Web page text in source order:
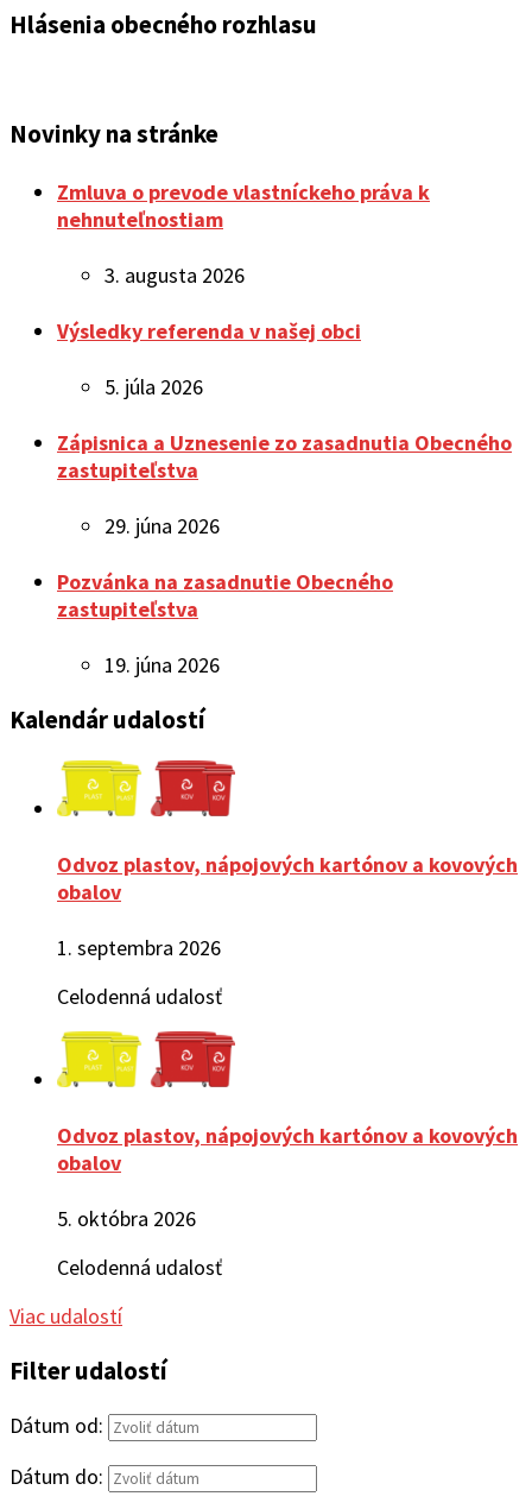
Hlásenia obecného rozhlasu
Novinky na stránke
Zmluva o prevode vlastníckeho práva k
nehnuteľnostiam
3. augusta 2026
Výsledky referenda v našej obci
5. júla 2026
Zápisnica a Uznesenie zo zasadnutia Obecného
zastupiteľstva
29. júna 2026
Pozvánka na zasadnutie Obecného
zastupiteľstva
19. júna 2026
Kalendár udalostí
Odvoz plastov, nápojových kartónov a kovových
obalov
1. septembra 2026
Celodenná udalosť
Odvoz plastov, nápojových kartónov a kovových
obalov
5. októbra 2026
Celodenná udalosť
Viac udalostí
Filter udalostí
Dátum od:
Dátum do: